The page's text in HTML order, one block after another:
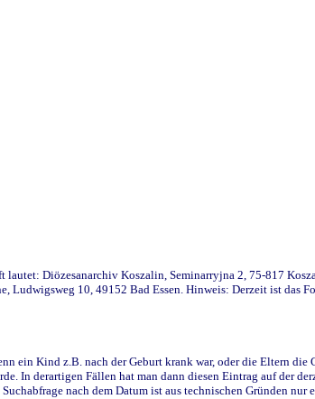
Diözesanarchiv Koszalin, Seminarryjna 2, 75-817
10, 49152 Bad Essen. Hinweis: Derzeit ist das
ein Kind z.B. nach der Geburt krank war, oder die Eltern
In derartigen Fällen hat man dann diesen Eintrag auf der
nach dem Datum ist aus technischen Gründen